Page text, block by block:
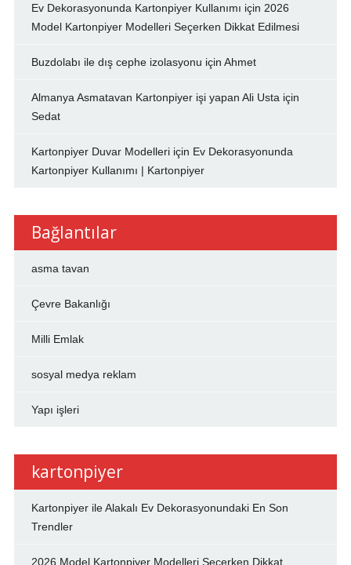
Ev Dekorasyonunda Kartonpiyer Kullanımı için 2026
Model Kartonpiyer Modelleri Seçerken Dikkat Edilmesi
Buzdolabı ile dış cephe izolasyonu için Ahmet
Almanya Asmatavan Kartonpiyer işi yapan Ali Ustaiçin
Sedat
Kartonpiyer Duvar Modelleriiçin Ev Dekorasyonunda
Kartonpiyer Kullanımı | Kartonpiyer
Bağlantılar
asma tavan
Çevre Bakanlığı
Milli Emlak
sosyal medya reklam
Yapı işleri
kartonpiyer
Kartonpiyer ile Alakalı Ev Dekorasyonundaki En Son
Trendler
2026 Model Kartonpiyer Modelleri Seçerken Dikkat